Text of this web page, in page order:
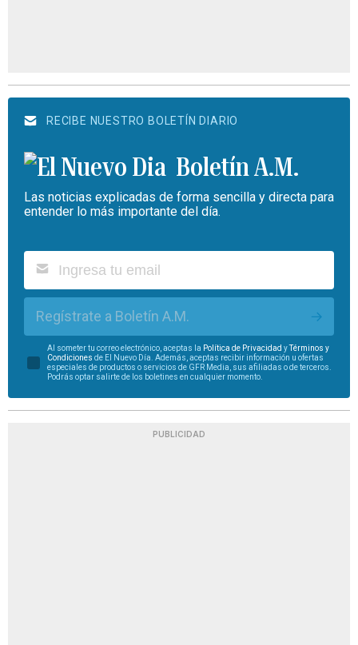
RECIBE NUESTRO BOLETÍN DIARIO
Boletín A.M.
Las noticias explicadas de forma sencilla y directa para
entender lo más importante del día.
Regístrate a Boletín A.M.
Al someter tu correo electrónico, aceptas la Política de Privacidad yTérminos y
Condiciones de El Nuevo Día. Además, aceptas recibir información u ofertas
especiales de productos o servicios de GFR Media, sus afiliadas o de terceros.
Podrás optar salirte de los boletines en cualquier momento.
PUBLICIDAD